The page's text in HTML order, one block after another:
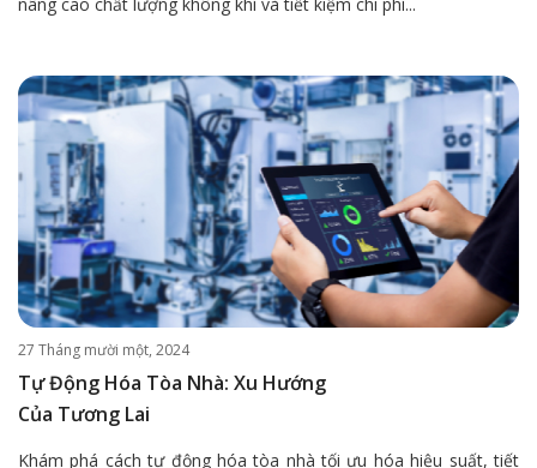
nâng cao chất lượng không khí và tiết kiệm chi phí...
27 Tháng mười một, 2024
Tự Động Hóa Tòa Nhà: Xu Hướng
Của Tương Lai
Khám phá cách tự động hóa tòa nhà tối ưu hóa hiệu suất, tiết